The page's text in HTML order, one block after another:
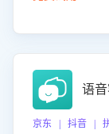
语
京东 | 抖音 |